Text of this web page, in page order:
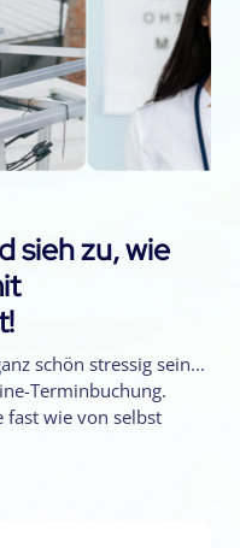
sieh zu, wie
schön stressig sein...
Terminbuchung.
fast wie von selbst